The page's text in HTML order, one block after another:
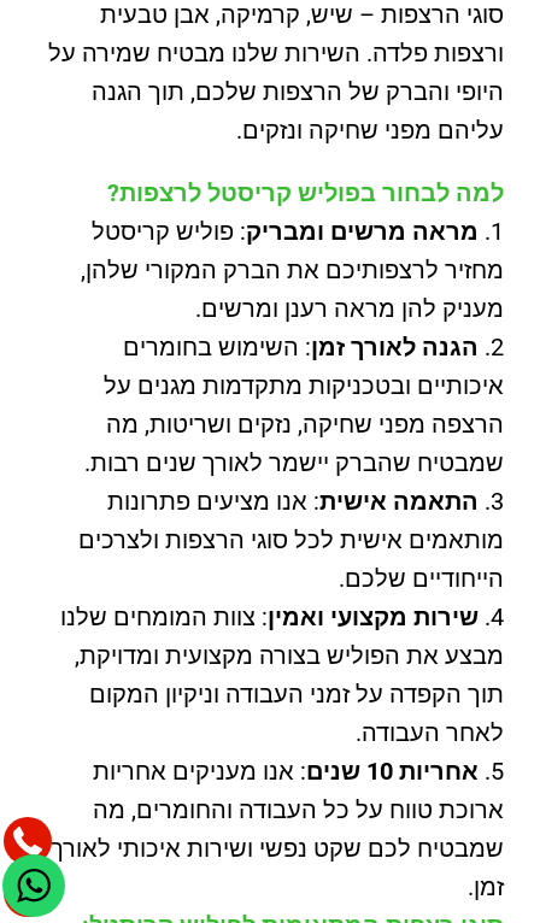
סוגי הרצפות – שיש, קרמיקה, אבן טבעית
ורצפות פלדה. השירות שלנו מבטיח שמירה על
היופי והברק של הרצפות שלכם, תוך הגנה
עליהם מפני שחיקה ונזקים.
למה לבחור בפוליש קריסטל לרצפות?
מראה מרשים ומבריק: פוליש קריסטל
מחזיר לרצפותיכם את הברק המקורי שלהן,
מעניק להן מראה רענן ומרשים.
הגנה לאורך זמן: השימוש בחומרים
איכותיים ובטכניקות מתקדמות מגנים על
הרצפה מפני שחיקה, נזקים ושריטות, מה
שמבטיח שהברק יישמר לאורך שנים רבות.
התאמה אישית: אנו מציעים פתרונות
מותאמים אישית לכל סוגי הרצפות ולצרכים
הייחודיים שלכם.
שירות מקצועי ואמין: צוות המומחים שלנו
מבצע את הפוליש בצורה מקצועית ומדויקת,
תוך הקפדה על זמני העבודה וניקיון המקום
לאחר העבודה.
אחריות 10 שנים
: אנו מעניקים אחריות
ארוכת טווח על כל העבודה והחומרים, מה
שמבטיח לכם שקט נפשי ושירות איכותי לאורך
זמן.